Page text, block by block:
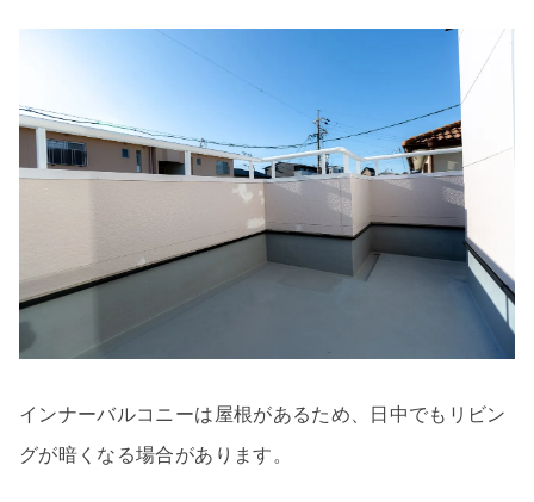
インナーバルコニーは屋根があるため、日中でもリビン
グが暗くなる場合があります。